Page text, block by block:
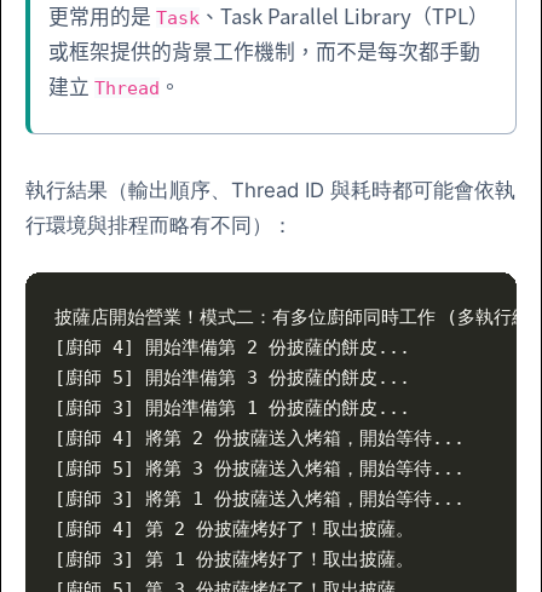
更常用的是 Task 、Task Parallel Library（TPL）
或框架提供的背景工作機制，而不是每次都手動
建立 Thread 。
執行結果（輸出順序、Thread ID 與耗時都可能會依執
行環境與排程而略有不同）：
披薩店開始營業！模式二：有多位廚師同時工作 (多執行緒)
[廚師 4] 開始準備第 2 份披薩的餅皮...
[廚師 5] 開始準備第 3 份披薩的餅皮...
[廚師 3] 開始準備第 1 份披薩的餅皮...
[廚師 4] 將第 2 份披薩送入烤箱，開始等待...
[廚師 5] 將第 3 份披薩送入烤箱，開始等待...
[廚師 3] 將第 1 份披薩送入烤箱，開始等待...
[廚師 4] 第 2 份披薩烤好了！取出披薩。
[廚師 3] 第 1 份披薩烤好了！取出披薩。